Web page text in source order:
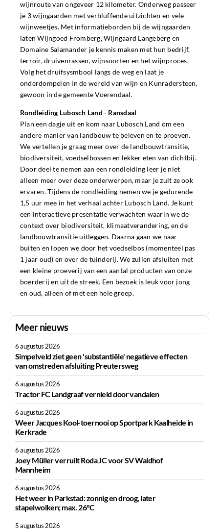
wijnroute van ongeveer 12 kilometer. Onderweg passeer
je 3 wijngaarden met verbluffende uitzichten en vele
wijnweetjes. Met informatieborden bij de wijngaarden
laten Wijngoed Fromberg, Wijngaard Langeberg en
Domaine Salamander je kennis maken met hun bedrijf,
terroir, druivenrassen, wijnsoorten en het wijnproces.
Volg het druifsysmbool langs de weg en laat je
onderdompelen in de wereld van wijn en Kunradersteen,
gewoon in de gemeente Voerendaal.
Rondleiding Lubosch Land - Ransdaal
Plan een dagje uit en kom naar Lubosch Land om een
andere manier van landbouw te beleven en te proeven.
We vertellen je graag meer over de landbouwtransitie,
biodiversiteit, voedselbossen en lekker eten van dichtbij.
Door deel te nemen aan een rondleiding leer je niet
alleen meer over deze onderwerpen, maar je zult ze ook
ervaren. Tijdens de rondleiding nemen we je gedurende
1,5 uur mee in het verhaal achter Lubosch Land. Je kunt
een interactieve presentatie verwachten waarin we de
context over biodiversiteit, klimaatverandering, en de
landbouwtransitie uitleggen. Daarna gaan we naar
buiten en lopen we door het voedselbos (momenteel pas
1 jaar oud) en over de tuinderij. We zullen afsluiten met
een kleine proeverij van een aantal producten van onze
boerderij en uit de streek. Een bezoek is leuk voor jong
en oud, alleen of met een hele groep.
Meer nieuws
6 augustus 2026
Simpelveld ziet geen 'substantiële' negatieve effecten
van omstreden afsluiting Preutersweg
6 augustus 2026
Tractor FC Landgraaf vernield door vandalen
6 augustus 2026
Weer Jacques Kool-toernooi op Sportpark Kaalheide in
Kerkrade
6 augustus 2026
Joey Müller verruilt Roda JC voor SV Waldhof
Mannheim
6 augustus 2026
Het weer in Parkstad: zonnig en droog, later
stapelwolken; max. 26°C
5 augustus 2026